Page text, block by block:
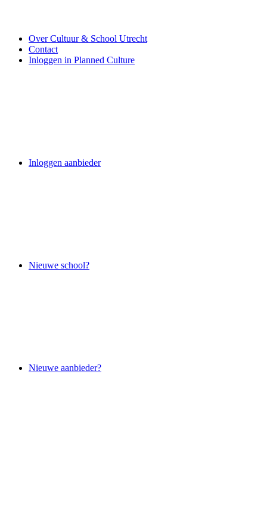
Over Cultuur & School Utrecht
Contact
Inloggen in Planned Culture
Inloggen aanbieder
Nieuwe school?
Nieuwe aanbieder?